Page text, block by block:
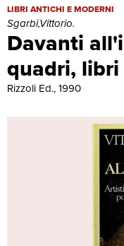
Davanti
quadri, libri
Davanti all'immagine.
LIBRI ANTICHI E MODERNI
Sgarbi,Vittorio.
Rizzoli Ed., 1990